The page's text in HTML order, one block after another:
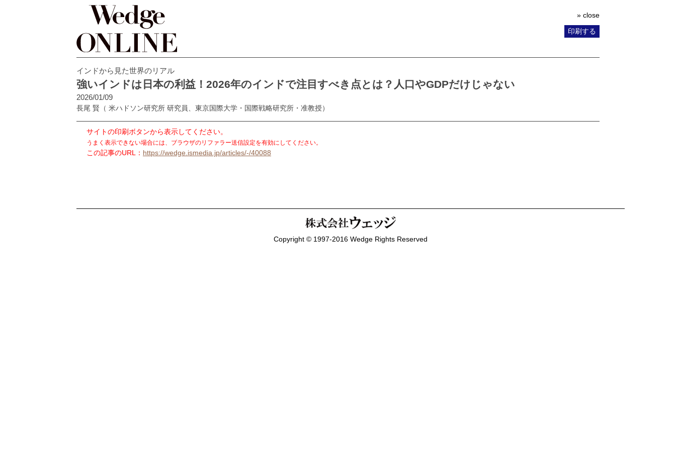
» close
印刷する
インドから見た世界のリアル
強いインドは日本の利益！2026年のインドで注目すべき点とは？人口やGDPだけじゃない
2026/01/09
長尾 賢 （ 米ハドソン研究所 研究員、東京国際大学・国際戦略研究所・准教授）
サイトの印刷ボタンから表示してください。
うまく表示できない場合には、ブラウザのリファラー送信設定を有効にしてください。
この記事のURL： https://wedge.ismedia.jp/articles/-/40088
Copyright © 1997-2016 Wedge Rights Reserved